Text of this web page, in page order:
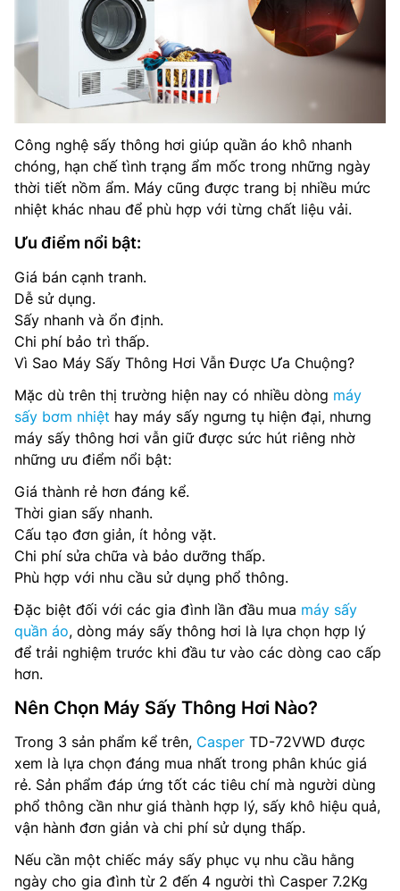
Công nghệ sấy thông hơi giúp quần áo khô nhanh
chóng, hạn chế tình trạng ẩm mốc trong những ngày
thời tiết nồm ẩm. Máy cũng được trang bị nhiều mức
nhiệt khác nhau để phù hợp với từng chất liệu vải.
Ưu điểm nổi bật:
Giá bán cạnh tranh.
Dễ sử dụng.
Sấy nhanh và ổn định.
Chi phí bảo trì thấp.
Vì Sao Máy Sấy Thông Hơi Vẫn Được Ưa Chuộng?
Mặc dù trên thị trường hiện nay có nhiều dòng máy
sấy bơm nhiệt hay máy sấy ngưng tụ hiện đại, nhưng
máy sấy thông hơi vẫn giữ được sức hút riêng nhờ
những ưu điểm nổi bật:
Giá thành rẻ hơn đáng kể.
Thời gian sấy nhanh.
Cấu tạo đơn giản, ít hỏng vặt.
Chi phí sửa chữa và bảo dưỡng thấp.
Phù hợp với nhu cầu sử dụng phổ thông.
Đặc biệt đối với các gia đình lần đầu mua máy sấy
quần áo, dòng máy sấy thông hơi là lựa chọn hợp lý
để trải nghiệm trước khi đầu tư vào các dòng cao cấp
hơn.
Nên Chọn Máy Sấy Thông Hơi Nào?
Trong 3 sản phẩm kể trên, Casper TD-72VWD được
xem là lựa chọn đáng mua nhất trong phân khúc giá
rẻ. Sản phẩm đáp ứng tốt các tiêu chí mà người dùng
phổ thông cần như giá thành hợp lý, sấy khô hiệu quả,
vận hành đơn giản và chi phí sử dụng thấp.
Nếu cần một chiếc máy sấy phục vụ nhu cầu hằng
ngày cho gia đình từ 2 đến 4 người thì Casper 7.2Kg